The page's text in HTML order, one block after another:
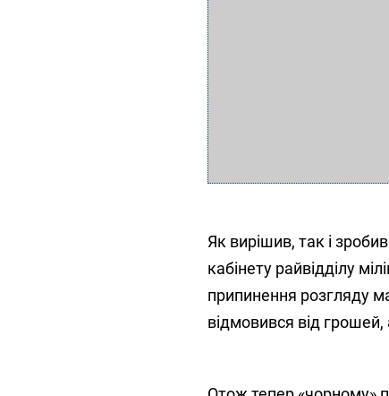
Як вирішив, так і
кабінету райвідділу
припинення розгляду
відмовився від